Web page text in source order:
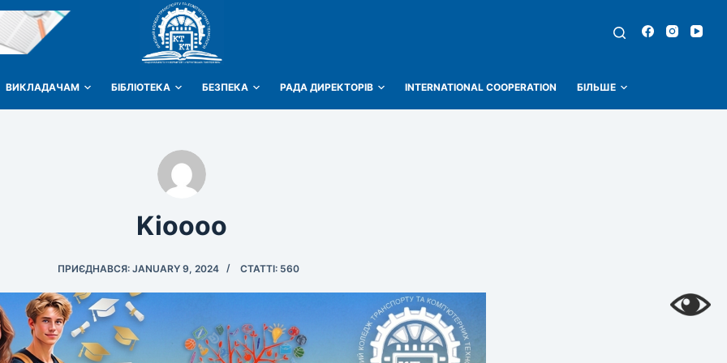
ВИКЛАДАЧАМ БІБЛІОТЕКА БЕЗПЕКА РАДА ДИРЕКТОРІВ INTERNATIONAL COOPERATION БІЛЬШЕ
Kioooo
ПРИЄДНАВСЯ: JANUARY 9, 2024 СТАТТІ: 560